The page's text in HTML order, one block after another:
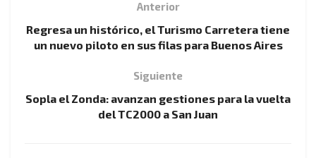
Anterior
Regresa un histórico, el Turismo Carretera tiene
un nuevo piloto en sus filas para Buenos Aires
Siguiente
Sopla el Zonda: avanzan gestiones para la vuelta
del TC2000 a San Juan